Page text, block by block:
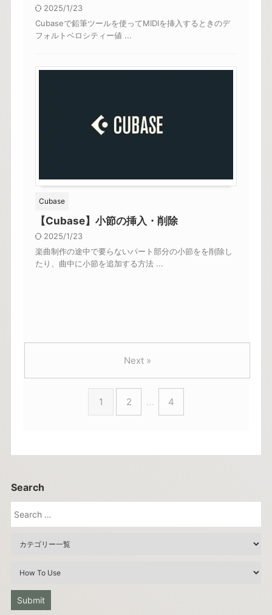
2025/1/23
Cubaseで鉛筆ツールを使ってMIDIを挿入するときのデ
フォルトベロシティー値 ...
Cubase
【Cubase】小節の挿入・削除
2025/1/23
楽曲制作の途中で要らないパート部分の小節をを削除し
たり、曲中に小節を追加する方法 ...
1 2 … 4
Next »
Search